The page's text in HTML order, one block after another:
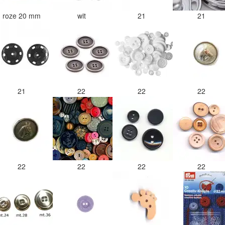
roze 20 mm wit 21 21
21 22 22 22
22 22 22 22